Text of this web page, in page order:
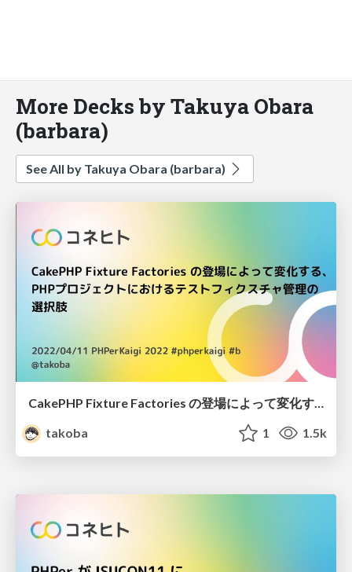
More Decks by Takuya Obara
(barbara)
See All by Takuya Obara (barbara)
CakePHP Fixture Factories の登場によって変化する、PHPプロジェクトにおけるテストフィクスチャ管理の選択肢 / Test Fixture Management in PHP Project
takoba
1 1.5k